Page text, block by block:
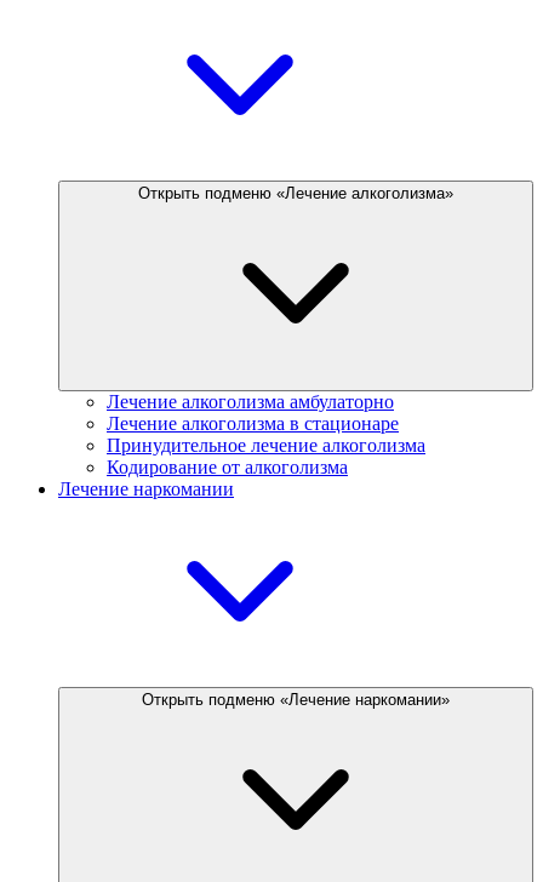
Открыть подменю «Лечение алкоголизма»
Лечение алкоголизма амбулаторно
Лечение алкоголизма в стационаре
Принудительное лечение алкоголизма
Кодирование от алкоголизма
Лечение наркомании
Открыть подменю «Лечение наркомании»